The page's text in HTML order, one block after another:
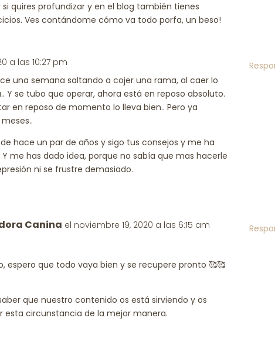
quires profundizar y en el blog también tienes
Ves contándome cómo va todo porfa, un beso!
a las 10:27 pm
una semana saltando a cojer una rama, al caer lo
Y se tubo que operar, ahora está en reposo absoluto.
en reposo de momento lo lleva bien.. Pero ya
hace un par de años y sigo tus consejos y me ha
me has dado idea, porque no sabía que mas hacerle
ni se frustre demasiado.
Canina el noviembre 19, 2020 a las 6:15 am
espero que todo vaya bien y se recupere pronto 🥰🥰
que nuestro contenido os está sirviendo y os
esta circunstancia de la mejor manera.